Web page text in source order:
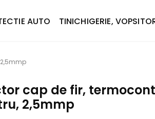
AUTO TINICHIGERIE,
cap de fir,
2,5mmp